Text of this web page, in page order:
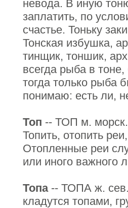
невода. В иную
заплатить, по
счастье. Тоньку
Тонская избушка,
тинщик, тоншик,
всегда рыба в
тогда только рыба
понимаю: есть ли,
Топ -- ТОП м.
Топить, отопить
Отопленные реи
или иного важного
Топа-- ТОПА ж. сев.
кладутся топами,